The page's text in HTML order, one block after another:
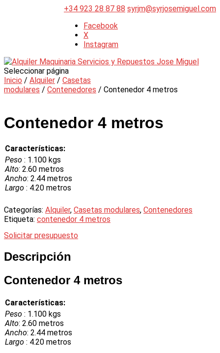
+34 923 28 87 88 syrjm@syrjosemiguel.com
Facebook
X
Instagram
Seleccionar página
Inicio / Alquiler / Casetas
modulares / Contenedores / Contenedor 4 metros
Contenedor 4 metros
Características:
Peso : 1.100 kgs
Alto: 2.60 metros
Ancho: 2.44 metros
Largo : 4.20 metros
Categorías: Alquiler, Casetas modulares, Contenedores
Etiqueta: contenedor 4 metros
Solicitar presupuesto
Descripción
Contenedor 4 metros
Características:
Peso : 1.100 kgs
Alto: 2.60 metros
Ancho: 2.44 metros
Largo : 4.20 metros